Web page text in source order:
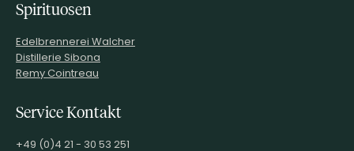
Spirituosen
Edelbrennerei Walcher
Distillerie Sibona
Remy Cointreau
Service Kontakt
+49 (0)4 21 - 30 53 251